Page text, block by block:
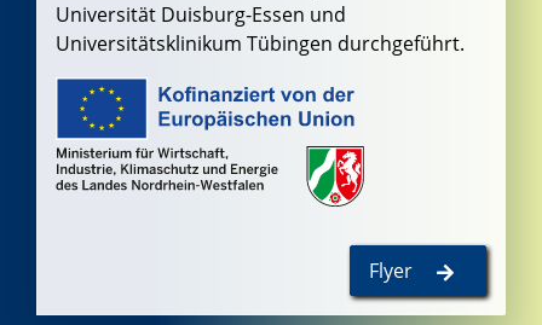
Universität Duisburg-Essen und
Universitätsklinikum Tübingen durchgeführt.
Flyer